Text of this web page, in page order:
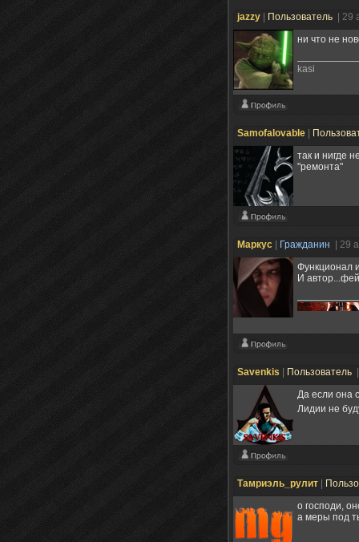
jazzy Пользователь
| 29
ни что не
kasi
Samofalovable
так и нигде
"ремонта"
Маркус Гражданин
| 29
Функционал
И
Savenkis Пользователь
Да если она
Лидии не
Тамриэль_рулит
о господи,
а меры под